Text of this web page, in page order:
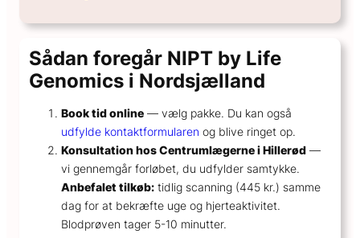
Sådan foregår NIPT by Life
Genomics i Nordsjælland
Book tid online — vælg pakke. Du kan også
udfylde kontaktformularen og blive ringet op.
Konsultation hos Centrumlægerne i Hillerød —
vi gennemgår forløbet, du udfylder samtykke.
Anbefalet tilkøb: tidlig scanning (445 kr.) samme
dag for at bekræfte uge og hjerteaktivitet.
Blodprøven tager 5-10 minutter.